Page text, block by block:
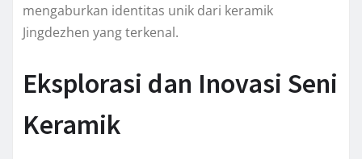
mengaburkan identitas unik dari keramik
Jingdezhen yang terkenal.
Eksplorasi dan Inovasi Seni
Keramik